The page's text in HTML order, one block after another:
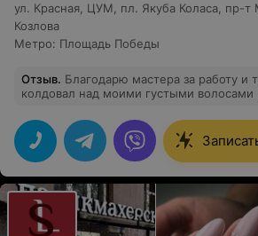
ул. Красная ЦУМ пл. Якуба Коласа пр-т
Козлова
Метро: Площадь Победы
Отзыв. Благодарю мастера за работу и
колдовал над моими густыми волосами